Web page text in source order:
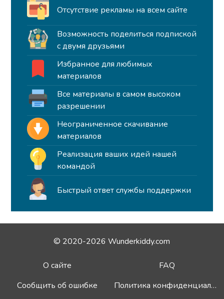
Отсутствие рекламы на всем сайте
Возможность поделиться подпиской
с двумя друзьями
Избранное для любимых
материалов
Все материалы в самом высоком
разрешении
Неограниченное скачивание
материалов
Реализация ваших идей нашей
командой
Быстрый ответ службы поддержки
© 2020-2026 Wunderkiddy.com
О сайте
FAQ
Сообщить об ошибке
Политика конфиденциальности